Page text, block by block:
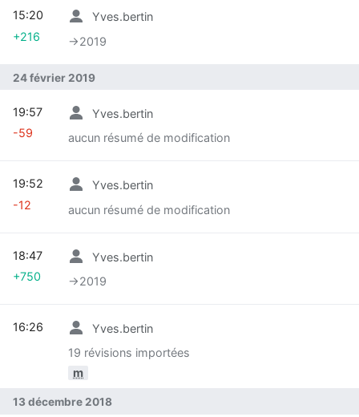
Yves.bertin
→‎2019
15:20
+216
24 février 2019
Yves.bertin
aucun résumé de modification
19:57
-59
Yves.bertin
aucun résumé de modification
19:52
-12
Yves.bertin
→‎2019
18:47
+750
Yves.bertin
19 révisions importées
m
16:26
13 décembre 2018